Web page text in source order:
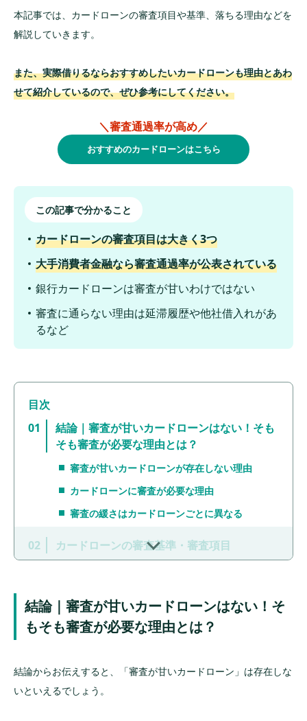
本記事では、カードローンの審査項目や基準、落ちる理由などを
解説していきます。
また、実際借りるならおすすめしたいカードローンも理由とあわ
せて紹介しているので、ぜひ参考にしてください。
＼審査通過率が高め／
おすすめのカードローンはこちら
この記事で分かること
カードローンの審査項目は大きく3つ
大手消費者金融なら審査通過率が公表されている
銀行カードローンは審査が甘いわけではない
審査に通らない理由は延滞履歴や他社借入れがあ
るなど
結論｜審査が甘いカードローンはない！そも
そも審査が必要な理由とは？
審査が甘いカードローンが存在しない理由
カードローンに審査が必要な理由
審査の緩さはカードローンごとに異なる
カードローンの審査基準・審査項目
利用状況)
借入状況(他社からの借入件数・総量規制)
遇あり
カードローン審査をスムーズに通るためのポ
結論｜審査が甘いカードローンはない！そ
もそも審査が必要な理由とは？
結論からお伝えすると、「審査が甘いカードローン」は存在しな
いといえるでしょう。